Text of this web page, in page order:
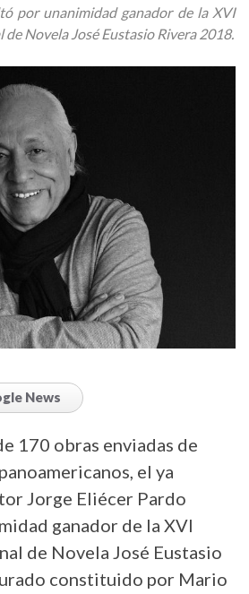
por unanimidad ganador de la XVI
Novela José Eustasio Rivera 2018.
News
170 obras enviadas de
el ya
Jorge Eliécer Pardo
ganador de la XVI
de Novela José Eustasio
constituido por Mario